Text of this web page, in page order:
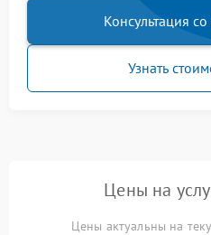
Консультация
Узнать
Цены на
Цены актуальны на